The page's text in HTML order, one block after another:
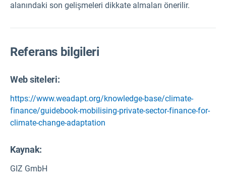
alanındaki son gelişmeleri dikkate almaları önerilir.
Referans bilgileri
Web siteleri:
https://www.weadapt.org/knowledge-base/climate-
finance/guidebook-mobilising-private-sector-finance-for-
climate-change-adaptation
Kaynak:
GIZ GmbH